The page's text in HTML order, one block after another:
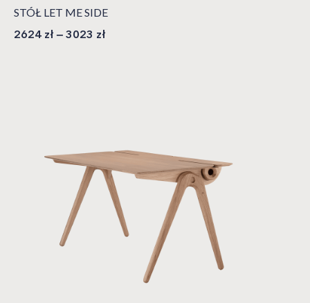
STÓŁ LET ME SIDE
2624 zł – 3023 zł